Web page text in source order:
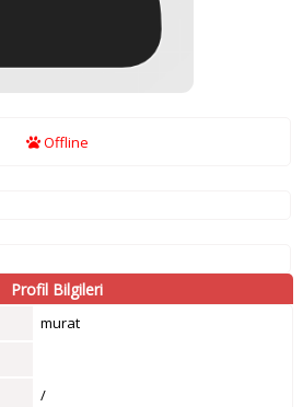
Offline
Profil Bilgileri
murat
/